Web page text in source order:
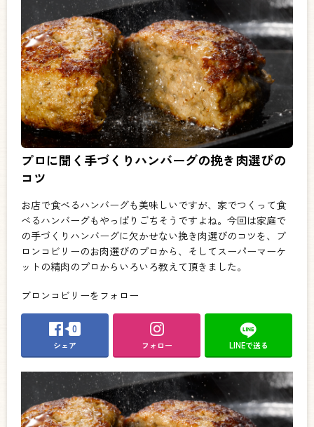
プロに聞く手づくりハンバーグの挽き肉選びの
コツ
お店で食べるハンバーグも美味しいですが、家でつくって食
べるハンバーグもやっぱりごちそうですよね。今回は家庭で
の手づくりハンバーグに欠かせない挽き肉選びのコツを、ブ
ロンコビリーのお肉選びのプロから、そしてスーパーマーケ
ットの精肉のプロからいろいろ教えて頂きました。
ブロンコビリーをフォロー
0
シェア フォロー LINEで送る